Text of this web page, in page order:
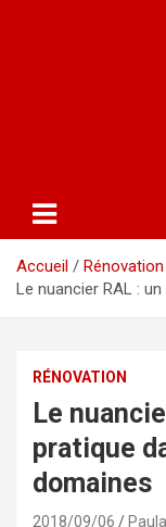
Accueil
Rénovation
Le nuancier RAL :
RÉNOVATION
Le
pratique
domaines
2018/09/06 Paula